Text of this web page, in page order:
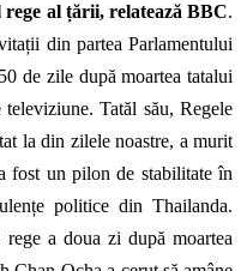
rege al țării, relatează BBC.
din partea Parlamentului
de zile după moartea tatalui
televiziune. Tatăl său, Regele
la din zilele noastre, a murit
fost un pilon de stabilitate în
politice din Thailanda.
a doua zi după moartea